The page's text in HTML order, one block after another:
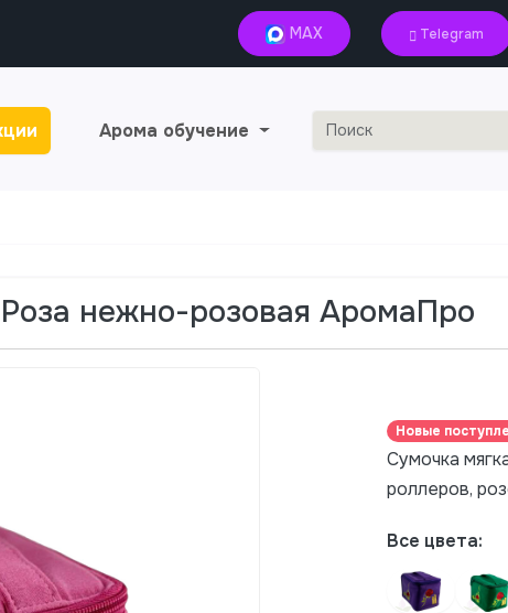
MAX Telegram
Арома обучение
нежно-розовая АромаПро
Новые
Сумочка
роллеров,
Все цвета: